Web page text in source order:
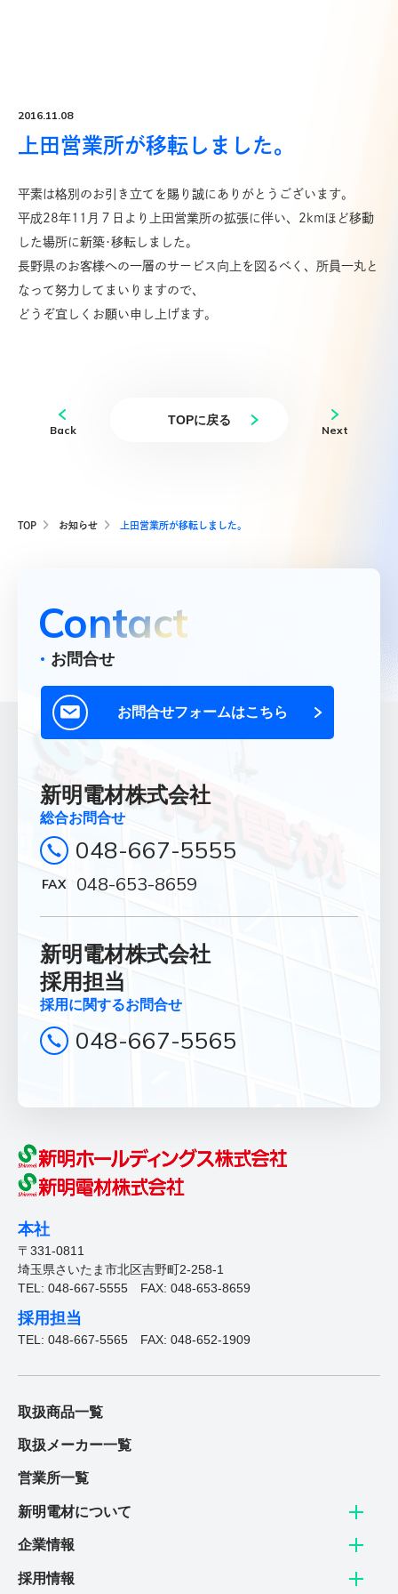
Product List
取扱メーカー一覧
Office
営業所一覧
About Us
Company
News
お問合せ
048-667-5555
FAX 048-653-8659
採用に関するお問合せ
048-667-5565
お問合せフォームはこちら
New graduate
新卒採用
電材業界１位を目指す新明電材で、
明るい未来を創造しませんか。
中途採用
これまでの業種・職務経験を問わず、
探しております。
2016.11.08
上田営業所が移転しました。
平素は格別のお引き立てを賜り誠にありがとうございます。
平成28年11月７日より上田営業所の拡張に伴い、2kmほど移動
した場所に新築･移転しました。
長野県のお客様への一層のサービス向上を図るべく、所員一丸と
なって努力してまいりますので、
どうぞ宜しくお願い申し上げます。
Back
TOPに戻る
Next
TOP お知らせ 上田営業所が移転しました。
Contact
お問合せ
お問合せフォームはこちら
新明電材株式会社
総合お問合せ
048-667-5555
048-653-8659
新明電材株式会社
採用担当
採用に関するお問合せ
048-667-5565
本社
〒331-0811
埼玉県さいたま市北区吉野町2-258-1
TEL: 048-667-5555 FAX: 048-653-8659
採用担当
TEL: 048-667-5565 FAX: 048-652-1909
取扱商品一覧
取扱メーカー一覧
営業所一覧
新明電材について
企業情報
採用情報